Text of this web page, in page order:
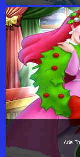
Ariel